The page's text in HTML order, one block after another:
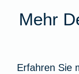
Mehr
Erfahren Sie